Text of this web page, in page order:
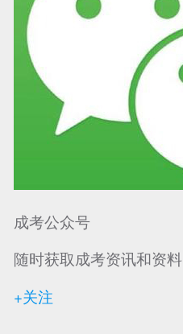
成考公众号
随时获取成考资讯和资料
+关注